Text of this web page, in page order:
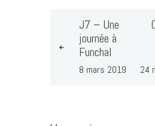
J7 – Une
journée à
Funchal
8 mars 2019 24